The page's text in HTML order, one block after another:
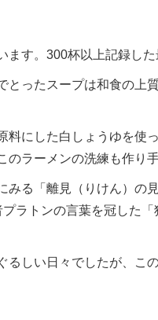
す。300杯以上記録し
ったスープは和食の上
にした白しょうゆを使
のラーメンの洗練も作り
る「離見（りけん）の
ラトンの言葉を冠した
しい日々でしたが、こ